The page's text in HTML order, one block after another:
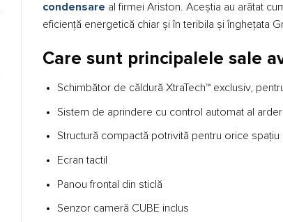
condensare al firmei Ariston. Aceștia au arătat
eficiență energetică chiar și în teribila și înghețata
Care sunt principalele sale
Schimbător de căldură XtraTech™ exclusiv,
Sistem de aprindere cu control automat al
Structură compactă potrivită pentru orice spaţiu
Ecran tactil
Panou frontal din sticlă
Senzor cameră CUBE inclus